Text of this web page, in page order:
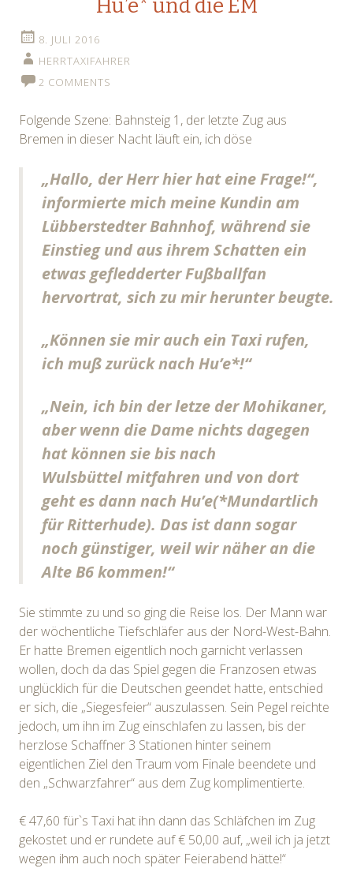
Hu’e* und die EM
8. JULI 2016
HERRTAXIFAHRER
2 COMMENTS
Folgende Szene: Bahnsteig 1, der letzte Zug aus
Bremen in dieser Nacht läuft ein, ich döse
„Hallo, der Herr hier hat eine Frage!“,
informierte mich meine Kundin am
Lübberstedter Bahnhof, während sie
Einstieg und aus ihrem Schatten ein
etwas gefledderter Fußballfan
hervortrat, sich zu mir herunter beugte.
„Können sie mir auch ein Taxi rufen,
ich muß zurück nach Hu’e*!“
„Nein, ich bin der letze der Mohikaner,
aber wenn die Dame nichts dagegen
hat können sie bis nach
Wulsbüttel mitfahren und von dort
geht es dann nach Hu’e(*Mundartlich
für Ritterhude). Das ist dann sogar
noch günstiger, weil wir näher an die
Alte B6 kommen!“
Sie stimmte zu und so ging die Reise los. Der Mann war
der wöchentliche Tiefschläfer aus der Nord-West-Bahn.
Er hatte Bremen eigentlich noch garnicht verlassen
wollen, doch da das Spiel gegen die Franzosen etwas
unglücklich für die Deutschen geendet hatte, entschied
er sich, die „Siegesfeier“ auszulassen. Sein Pegel reichte
jedoch, um ihn im Zug einschlafen zu lassen, bis der
herzlose Schaffner 3 Stationen hinter seinem
eigentlichen Ziel den Traum vom Finale beendete und
den „Schwarzfahrer“ aus dem Zug komplimentierte.
€ 47,60 für`s Taxi hat ihn dann das Schläfchen im Zug
gekostet und er rundete auf € 50,00 auf, „weil ich ja jetzt
wegen ihm auch noch später Feierabend hätte!“